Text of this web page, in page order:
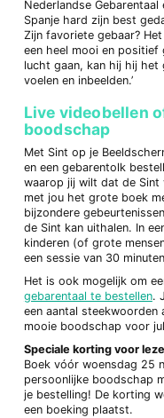
Nederlandse
Spanje hard zijn best
Zijn favoriete gebaar?
een heel mooi en positief
lucht gaan, kan hij hij het
voelen en inbeelden.’
Live videobellen
boodschap
Met Sint op je
en een gebarentolk
waarop jij wilt dat de Sint
met jou het grote boek
bijzondere
de Sint kan uithalen. In
kinderen (of grote
een sessie van 30
Het is ook mogelijk om
gebarentaal te bestellen.
een aantal steekwoorden
mooie boodschap voor
Speciale korting voor
Boek vóór woensdag 25
persoonlijke boodschap
je bestelling! De korting
een boeking plaatst.